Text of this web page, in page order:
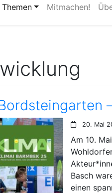
Mitmachen!
20. Mai
Am 10.
Basch
einen